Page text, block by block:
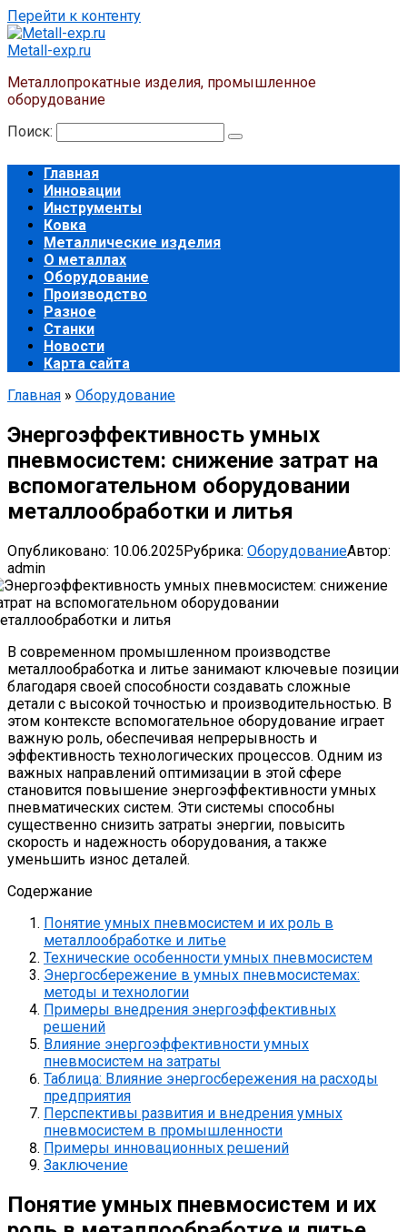
Перейти к контенту
Metall-exp.ru
Металлопрокатные изделия, промышленное
оборудование
Поиск:
Главная
Инновации
Инструменты
Ковка
Металлические изделия
О металлах
Оборудование
Производство
Разное
Станки
Новости
Карта сайта
Главная » Оборудование
Энергоэффективность умных
пневмосистем: снижение затрат на
вспомогательном оборудовании
металлообработки и литья
Опубликовано: 10.06.2025Рубрика: ОборудованиеАвтор:
admin
В современном промышленном производстве
металлообработка и литье занимают ключевые позиции
благодаря своей способности создавать сложные
детали с высокой точностью и производительностью. В
этом контексте вспомогательное оборудование играет
важную роль, обеспечивая непрерывность и
эффективность технологических процессов. Одним из
важных направлений оптимизации в этой сфере
становится повышение энергоэффективности умных
пневматических систем. Эти системы способны
существенно снизить затраты энергии, повысить
скорость и надежность оборудования, а также
уменьшить износ деталей.
Содержание
Понятие умных пневмосистем и их роль в
металлообработке и литье
Технические особенности умных пневмосистем
Энергосбережение в умных пневмосистемах:
методы и технологии
Примеры внедрения энергоэффективных
решений
Влияние энергоэффективности умных
пневмосистем на затраты
Таблица: Влияние энергосбережения на расходы
предприятия
Перспективы развития и внедрения умных
пневмосистем в промышленности
Примеры инновационных решений
Заключение
Понятие умных пневмосистем и их